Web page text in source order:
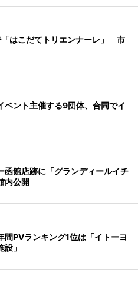
「はこだてトリエンナーレ」 市
ベント主催する9団体、合同でイ
函館店跡に「グランディールイチ
内公開
間PVランキング1位は「イトーヨ
」